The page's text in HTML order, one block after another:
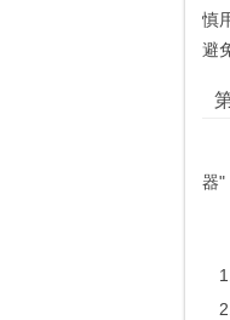
慎
避
器"